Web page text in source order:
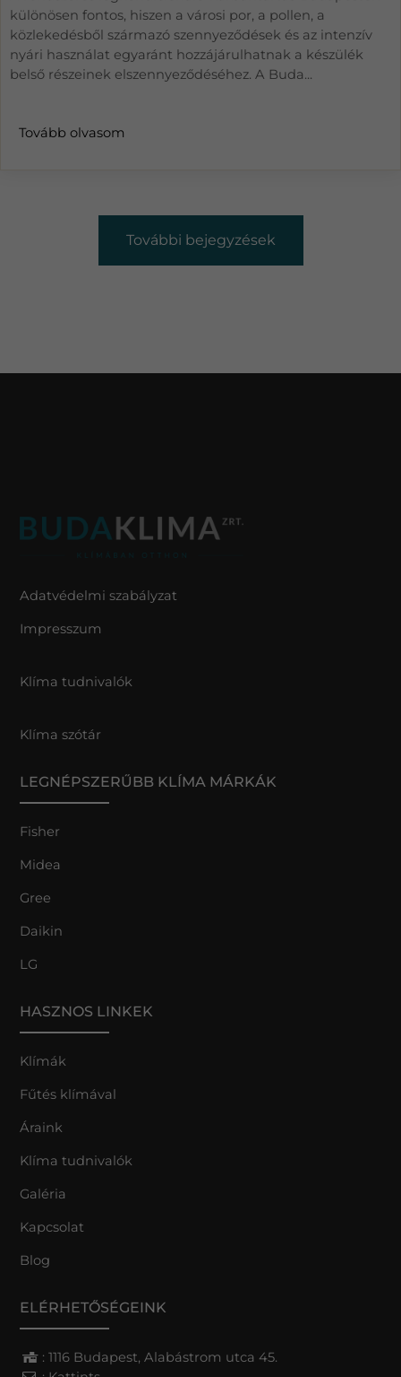
különösen fontos, hiszen a városi por, a pollen, a
közlekedésből származó szennyeződések és az intenzív
nyári használat egyaránt hozzájárulhatnak a készülék
belső részeinek elszennyeződéséhez. A Buda...
Tovább olvasom
További bejegyzések
Adatvédelmi szabályzat
Impresszum
Klíma tudnivalók
Klíma szótár
LEGNÉPSZERŰBB KLÍMA MÁRKÁK
Fisher
Midea
Gree
Daikin
LG
HASZNOS LINKEK
Klímák
Fűtés klímával
Áraink
Klíma tudnivalók
Galéria
Kapcsolat
Blog
ELÉRHETŐSÉGEINK
: 1116 Budapest, Alabástrom utca 45.